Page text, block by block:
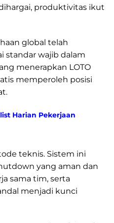
produktivitas ikut
global telah
standar wajib dalam
menerapkan LOTO
memperoleh posisi
Harian Pekerjaan
teknis. Sistem ini
yang aman dan
sama tim, serta
menjadi kunci